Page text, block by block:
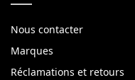
Nous contacter
Marques
Réclamations et retours